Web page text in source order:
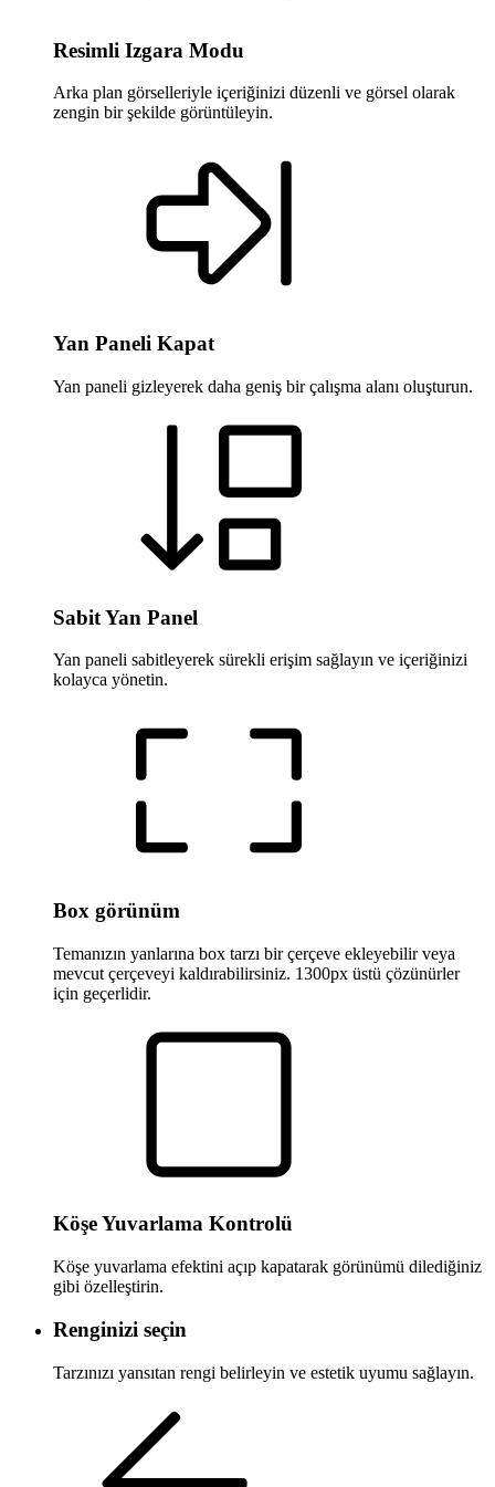
Resimli Izgara Modu
Arka plan görselleriyle içeriğinizi düzenli ve görsel olarak
zengin bir şekilde görüntüleyin.
Yan Paneli Kapat
Yan paneli gizleyerek daha geniş bir çalışma alanı oluşturun.
Sabit Yan Panel
Yan paneli sabitleyerek sürekli erişim sağlayın ve içeriğinizi
kolayca yönetin.
Box görünüm
Temanızın yanlarına box tarzı bir çerçeve ekleyebilir veya
mevcut çerçeveyi kaldırabilirsiniz. 1300px üstü çözünürler
için geçerlidir.
Köşe Yuvarlama Kontrolü
Köşe yuvarlama efektini açıp kapatarak görünümü dilediğiniz
gibi özelleştirin.
Renginizi seçin
Tarzınızı yansıtan rengi belirleyin ve estetik uyumu sağlayın.